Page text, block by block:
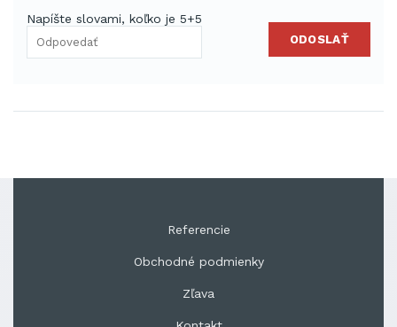
Napíšte slovami, koľko je 5+5
ODOSLAŤ
Referencie
Obchodné podmienky
Zľava